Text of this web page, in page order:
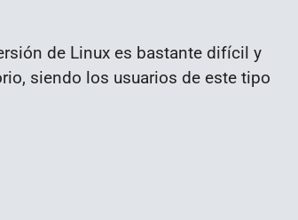
de Linux es bastante difícil y
siendo los usuarios de este tipo